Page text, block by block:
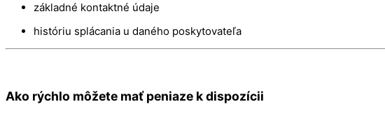
základné kontaktné údaje
históriu splácania u daného poskytovateľa
Ako rýchlo môžete mať peniaze k dispozícii